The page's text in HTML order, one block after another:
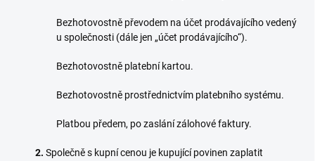
Bezhotovostně převodem na účet prodávajícího vedený
u společnosti (dále jen „účet prodávajícího“).
Bezhotovostně platební kartou.
Bezhotovostně prostřednictvím platebního systému.
Platbou předem, po zaslání zálohové faktury.
2. Společně s kupní cenou je kupující povinen zaplatit